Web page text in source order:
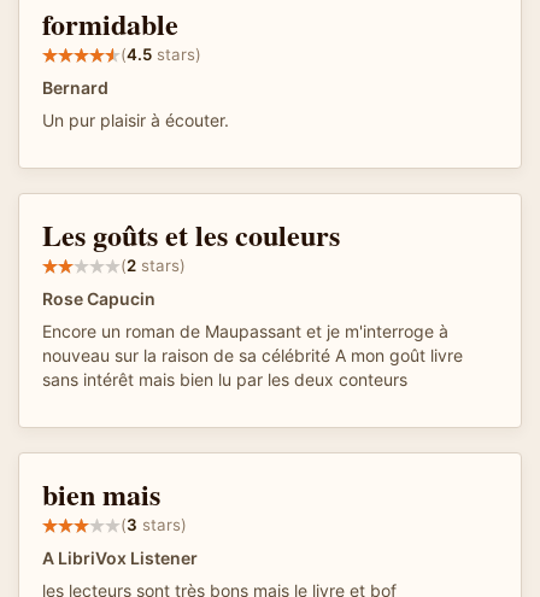
formidable
(4.5 stars)
Bernard
Un pur plaisir à écouter.
Les goûts et les couleurs
(2 stars)
Rose Capucin
Encore un roman de Maupassant et je m'interroge à
nouveau sur la raison de sa célébrité A mon goût livre
sans intérêt mais bien lu par les deux conteurs
bien mais
(3 stars)
A LibriVox Listener
les lecteurs sont très bons mais le livre et bof